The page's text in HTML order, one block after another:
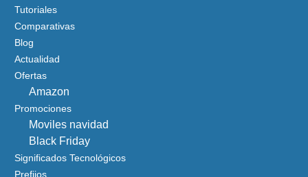
Tutoriales
Comparativas
Blog
Actualidad
Ofertas
Amazon
Promociones
Moviles navidad
Black Friday
Significados Tecnológicos
Prefijos